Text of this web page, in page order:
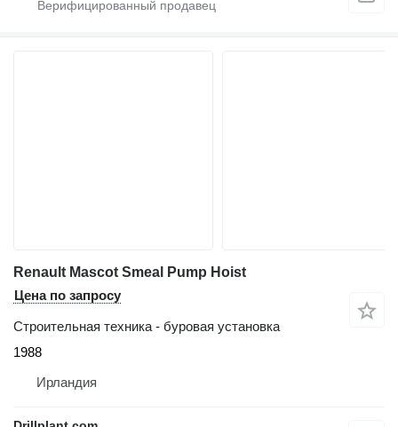
Renault Mascot Smeal Pump Hoist
Цена по запросу
Строительная техника - буровая установка
1988
Ирландия